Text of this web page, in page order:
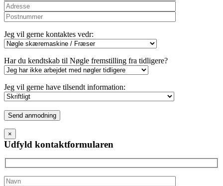
Jeg vil gerne kontaktes vedr:
Har du kendtskab til Nøgle fremstilling fra tidligere?
Jeg vil gerne have tilsendt information:
Please
leave
this
field
empty.
×
Udfyld kontaktformularen